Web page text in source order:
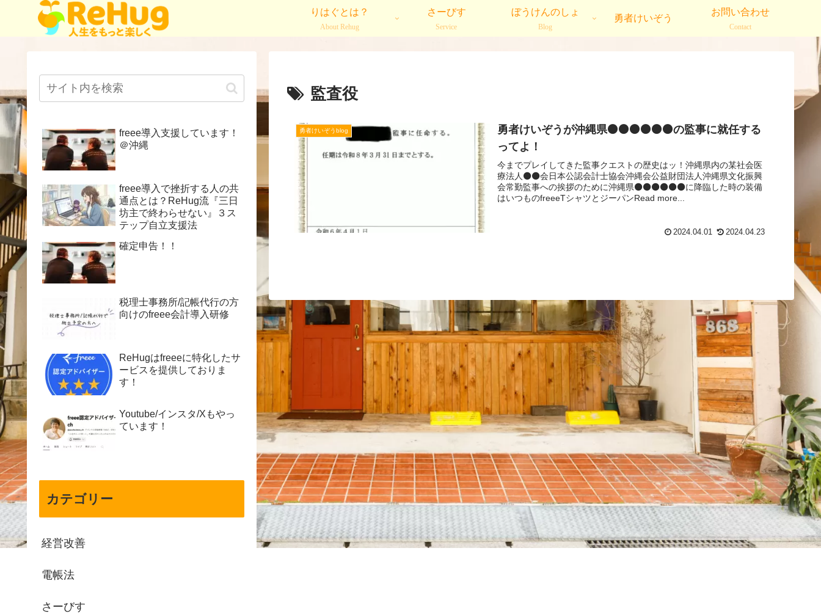
りはぐとは？
About Rehug
さーびす
Service
ぼうけんのしょ
Blog
勇者けいぞう
お問い合わせ
Contact
監査役
勇者けいぞうblog
勇者けいぞうが沖縄県⚫️⚫️⚫️⚫️⚫️⚫️の監事に就任する
ってよ！
今までプレイしてきた監事クエストの歴史はッ！沖縄県内の某社会医
療法人⚫️⚫️会日本公認会計士協会沖縄会公益財団法人沖縄県文化振興
会常勤監事への挨拶のために沖縄県⚫️⚫️⚫️⚫️⚫️⚫️に降臨した時の装備
はいつものfreeeTシャツとジーパンRead more...
2024.04.01 2024.04.23
freee導入支援しています！
＠沖縄
freee導入で挫折する人の共
通点とは？ReHug流『三日
坊主で終わらせない』３ス
テップ自立支援法
確定申告！！
税理士事務所/記帳代行の方
向けのfreee会計導入研修
ReHugはfreeeに特化したサ
ービスを提供しておりま
す！
Youtube/インスタ/Xもやっ
ています！
カテゴリー
経営改善
電帳法
さーびす